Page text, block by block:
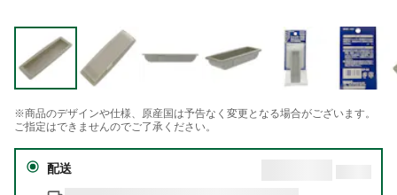
※商品のデザインや仕様、原産国は予告なく変更となる場合がございます。
ご指定はできませんのでご了承ください。
配送